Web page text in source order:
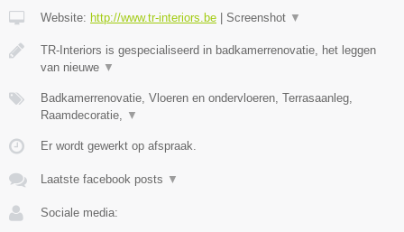
Website: http://www.tr-interiors.be Screenshot ▼
TR-Interiors is gespecialiseerd in badkamerrenovatie, het leggen
van nieuwe ▼
Badkamerrenovatie, Vloeren en ondervloeren, Terrasaanleg,
Raamdecoratie, ▼
Er wordt gewerkt op afspraak.
Laatste facebook posts ▼
Sociale media: